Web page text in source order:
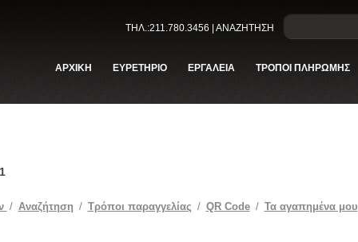
ΤΗΛ.:211.780.3456 | ΑΝΑΖΗΤΗΣΗ
ΑΡΧΙΚΗ ΕΥΡΕΤΗΡΙΟ ΕΡΓΑΛΕΙΑ ΤΡΟΠΟΙ ΠΛΗΡΩΜΗΣ
/ Αναζήτηση / Tρόποι παραγγελίας / QR Code / Τα αγαπημένα μου